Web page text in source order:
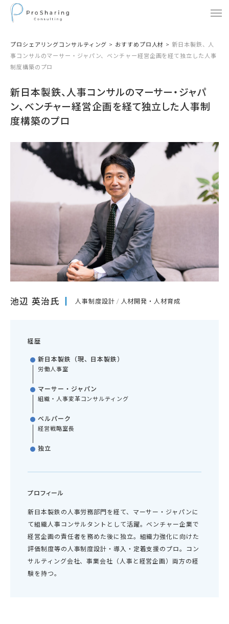
プロシェアリングコンサルティング > おすすめプロ人材 > 新日本製鉄、人
事コンサルのマーサー・ジャパン、ベンチャー経営企画を経て独立した人事
制度構築のプロ
新日本製鉄、人事コンサルのマーサー・ジャパ
ン、ベンチャー経営企画を経て独立した人事制
度構築のプロ
池辺 英治氏 人事制度設計 人材開発・人材育成
経歴
新日本製鉄（現、日本製鉄）
労働人事室
マーサー・ジャパン
組織・人事変革コンサルティング
ベルパーク
経営戦略室長
独立
プロフィール
新日本製鉄の人事労務部門を経て、マーサー・ジャパンに
て組織人事コンサルタントとして活躍。ベンチャー企業で
経営企画の責任者を務めた後に独立。組織力強化に向けた
評価制度等の人事制度設計・導入・定着支援のプロ。コン
サルティング会社、事業会社（人事と経営企画）両方の経
験を持つ。